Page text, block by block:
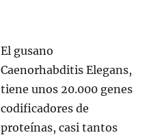
El gusano
Caenorhabditis Elegans,
tiene unos 20.000 genes
codificadores de
proteínas, casi tantos